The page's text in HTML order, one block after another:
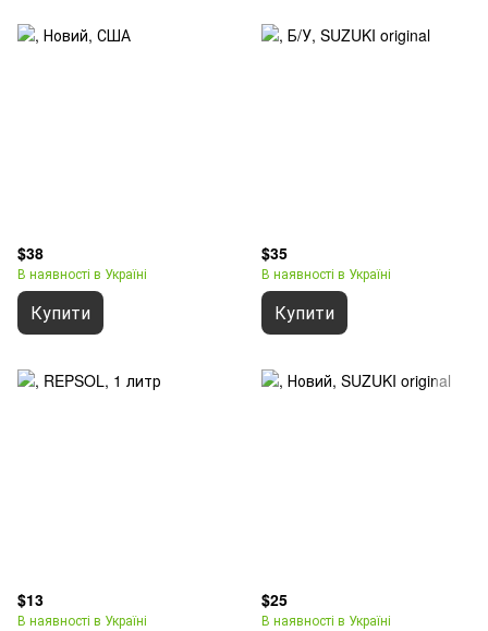
$38
В наявності в Україні
Купити
$35
В наявності в Україні
Купити
$13
В наявності в Україні
$25
В наявності в Україні